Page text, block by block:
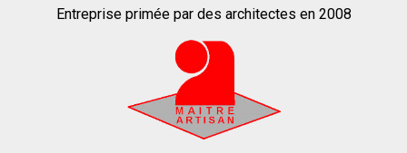
Entreprise primée par des architectes en 2008